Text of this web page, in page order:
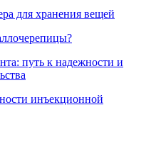
для хранения вещей
путь к надежности и
инъекционной